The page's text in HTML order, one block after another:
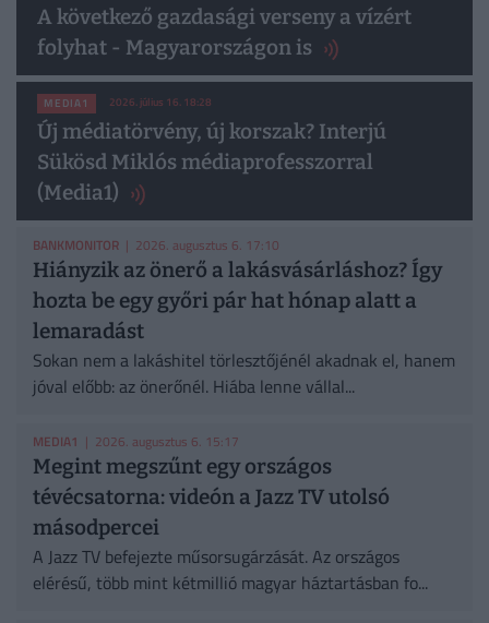
A következő gazdasági verseny a vízért
folyhat - Magyarországon is
MEDIA1 2026. július 16. 18:28
Új médiatörvény, új korszak? Interjú
Sükösd Miklós médiaprofesszorral
(Media1)
BANKMONITOR | 2026. augusztus 6. 17:10
Hiányzik az önerő a lakásvásárláshoz? Így
hozta be egy győri pár hat hónap alatt a
lemaradást
Sokan nem a lakáshitel törlesztőjénél akadnak el, hanem
jóval előbb: az önerőnél. Hiába lenne vállal...
MEDIA1 | 2026. augusztus 6. 15:17
Megint megszűnt egy országos
tévécsatorna: videón a Jazz TV utolsó
másodpercei
A Jazz TV befejezte műsorsugárzását. Az országos
elérésű, több mint kétmillió magyar háztartásban fo...